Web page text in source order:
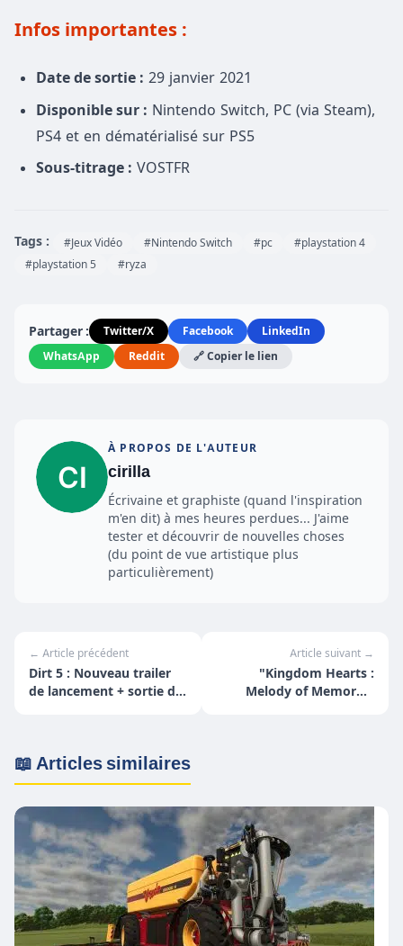
Infos importantes :
Date de sortie : 29 janvier 2021
Disponible sur : Nintendo Switch, PC (via Steam),
PS4 et en dématérialisé sur PS5
Sous-titrage : VOSTFR
Tags : #Jeux Vidéo #Nintendo Switch #pc
#playstation 4
#playstation 5
#ryza
Partager : Twitter/X Facebook
LinkedIn
WhatsApp
Reddit 🔗 Copier le lien
À PROPOS DE L'AUTEUR
cirilla
Écrivaine et graphiste (quand l'inspiration
m'en dit) à mes heures perdues... J'aime
tester et découvrir de nouvelles choses
(du point de vue artistique plus
particulièrement)
← Article précédent
Dirt 5 : Nouveau trailer
de lancement + sortie de
Article suivant →
"Kingdom Hearts :
Melody of Memory",
📖 Articles similaires